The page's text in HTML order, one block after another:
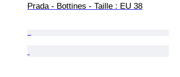
Prada - Bottines - Taille : EU 38